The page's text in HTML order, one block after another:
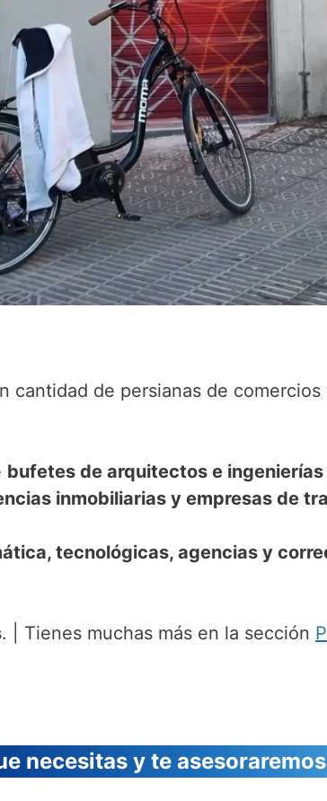
cantidad de persianas de
bufetes de arquitectos e
inmobiliarias y empresas de
tecnológicas, agencias y
. | Tienes muchas más en la sección
necesitas y te